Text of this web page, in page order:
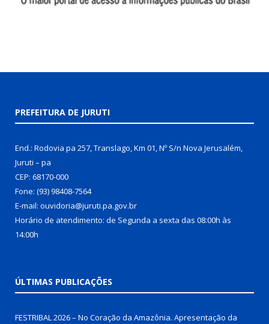
PREFEITURA DE JURUTI
End.: Rodovia pa 257, Translago, Km 01, Nº S/n Nova Jerusalém,
Juruti – pa
CEP: 68170-000
Fone: (93) 98408-7564
E-mail: ouvidoria@juruti.pa.gov.br
Horário de atendimento: de Segunda a sexta das 08:00h às
14:00h
ÚLTIMAS PUBLICAÇÕES
FESTRIBAL 2026 – No Coração da Amazônia. Apresentação da